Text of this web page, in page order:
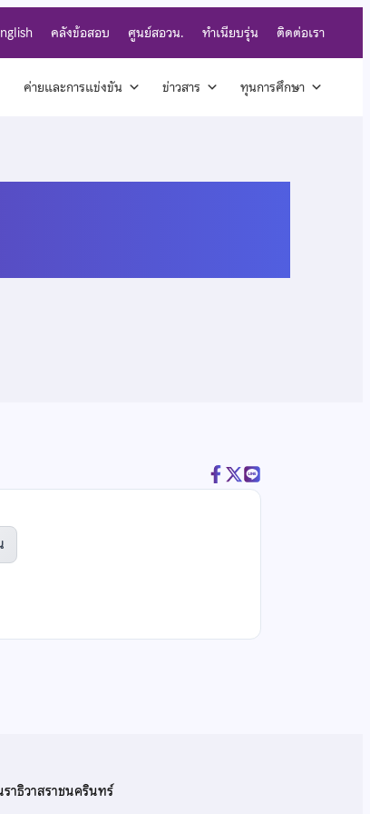
คลังข้อสอบ ศูนย์สอวน. ทำเนียบรุ่น ติดต่อเรา
ค่ายและการแข่งขัน ข่าวสาร ทุนการศึกษา
าธิวาสราชนครินทร์